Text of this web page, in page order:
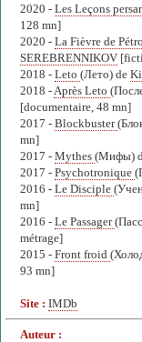
2020 - Les Leçons
128 mn]
2020 - La Fièvre de
SEREBRENNIKOV
2018 - Leto (Лето) de
2018 - Après Leto
[documentaire, 48 mn]
2017 - Blockbuster
mn]
2017 - Mythes (Мифы)
2017 - Psychotronique
2016 - Le Disciple
mn]
2016 - Le Passager
métrage]
2015 - Front froid
93 mn]
Site : IMDb
Auteur :